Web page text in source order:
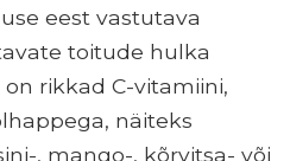
eest vastutava
toitude hulka
rikkad C-vitamiini,
näiteks
, mango-, kõrvitsa- või